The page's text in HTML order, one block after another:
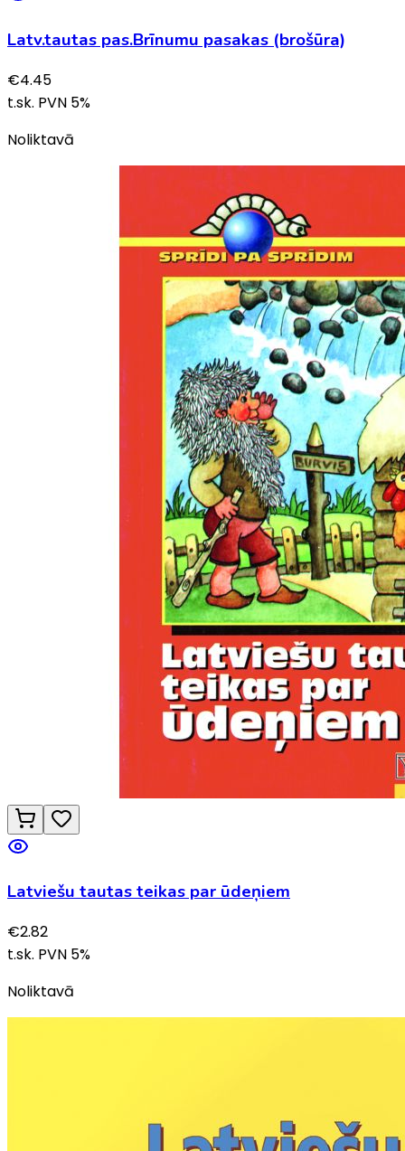
Latv.tautas pas.Brīnumu pasakas (brošūra)
€4.45
t.sk. PVN 5%
Noliktavā
Latviešu tautas teikas par ūdeņiem
€2.82
t.sk. PVN 5%
Noliktavā